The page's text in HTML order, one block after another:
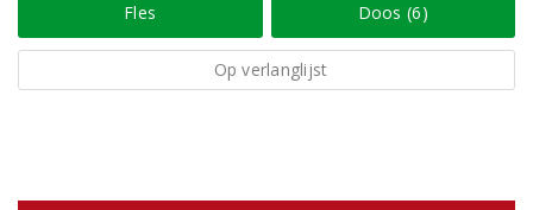
Fles Doos (6)
Op verlanglijst